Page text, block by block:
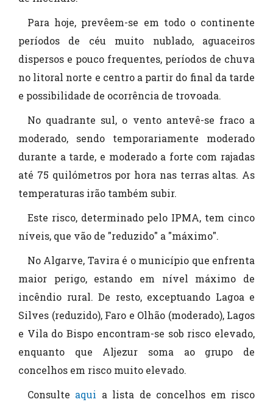
Para hoje, prevêem-se em todo o continente
períodos de céu muito nublado, aguaceiros
dispersos e pouco frequentes, períodos de chuva
no litoral norte e centro a partir do final da tarde
e possibilidade de ocorrência de trovoada.
No quadrante sul, o vento antevê-se fraco a
moderado, sendo temporariamente moderado
durante a tarde, e moderado a forte com rajadas
até 75 quilómetros por hora nas terras altas. As
temperaturas irão também subir.
Este risco, determinado pelo IPMA, tem cinco
níveis, que vão de "reduzido" a "máximo".
No Algarve, Tavira é o município que enfrenta
maior perigo, estando em nível máximo de
incêndio rural. De resto, exceptuando Lagoa e
Silves (reduzido), Faro e Olhão (moderado), Lagos
e Vila do Bispo encontram-se sob risco elevado,
enquanto que Aljezur soma ao grupo de
concelhos em risco muito elevado.
Consulte aqui a lista de concelhos em risco